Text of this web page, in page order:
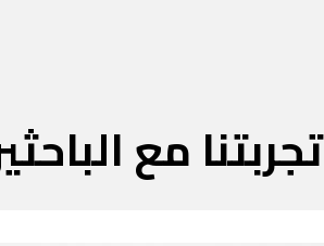
تجربتنا مع